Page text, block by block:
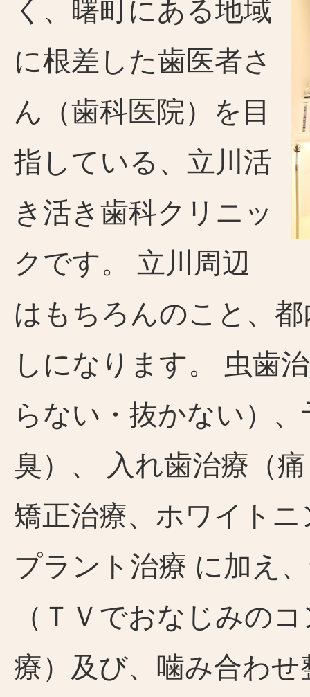
く、曙町にある地域
に根差した歯医者さ
ん（歯科医院）を目
指している、立川活
き活き歯科クリニッ
クです。 立川周辺
はもちろんのこと、
しになります。 虫歯
らない・抜かない）
臭）、 入れ歯治療（
矯正治療、ホワイト
プラント治療 に加え
（ＴＶでおなじみの
療）及び、噛み合わ